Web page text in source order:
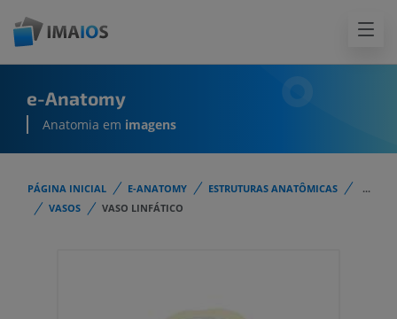
e-Anatomy
Anatomia em imagens
PÁGINA INICIAL E-ANATOMY ESTRUTURAS ANATÔMICAS
...
VASOS
VASO LINFÁTICO